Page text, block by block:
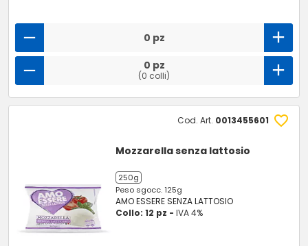
0 pz
0 pz
(0 colli)
Cod. Art. 0013455601
Mozzarella senza lattosio
250g
Peso sgocc. 125g
AMO ESSERE SENZA LATTOSIO
Collo: 12 pz -IVA 4%